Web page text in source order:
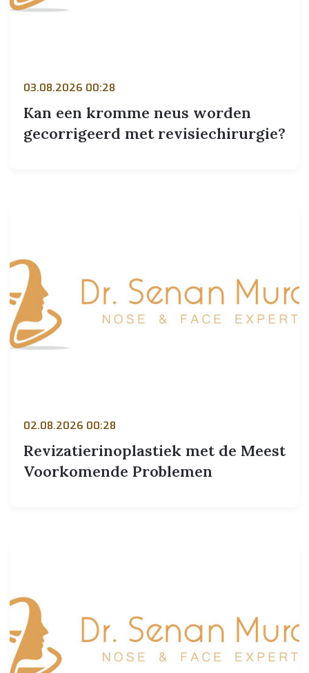
03.08.2026 00:28
Kan een kromme neus worden
gecorrigeerd met revisiechirurgie?
02.08.2026 00:28
Revizatierinoplastiek met de Meest
Voorkomende Problemen